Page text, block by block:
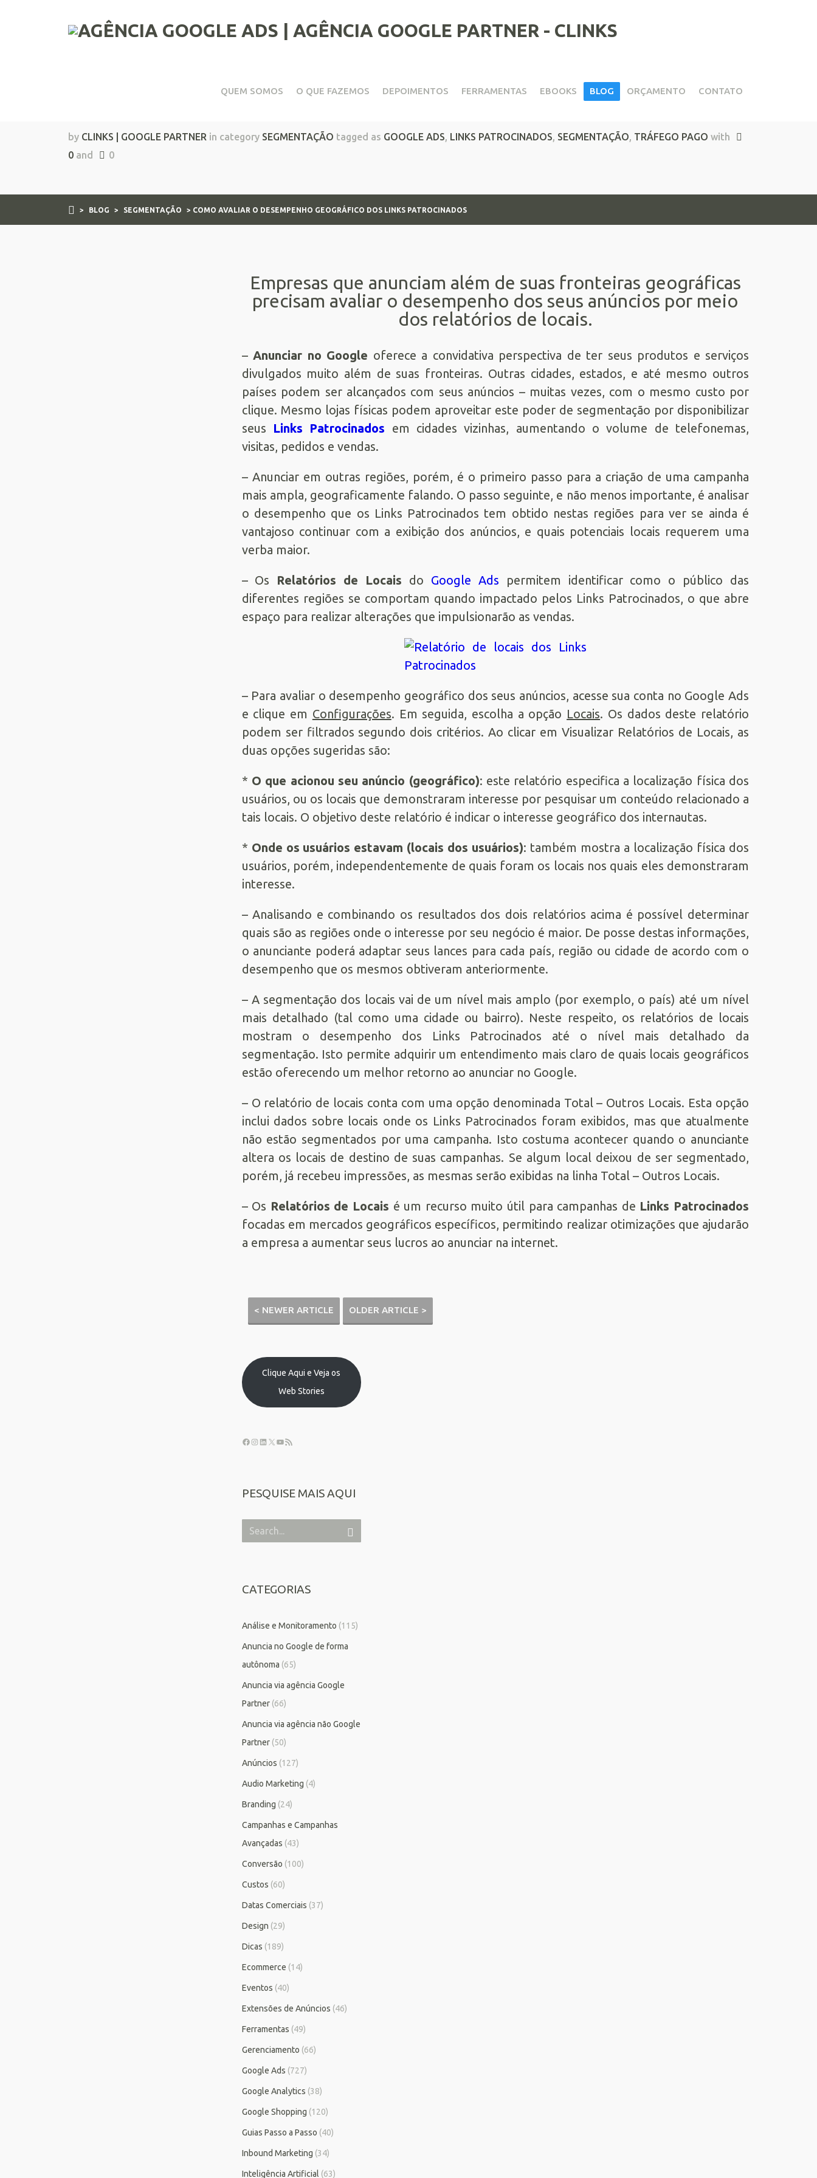
QUEM SOMOS O QUE FAZEMOS DEPOIMENTOS FERRAMENTAS EBOOKS BLOG ORÇAMENTO CONTATO
Como Avaliar o Desempenho Geográfico dos Links Patrocinados
by CLINKS | GOOGLE PARTNER in category SEGMENTAÇÃO tagged as GOOGLE ADS, LINKS PATROCINADOS, SEGMENTAÇÃO, TRÁFEGO PAGO with
0 and 0
> BLOG > SEGMENTAÇÃO > COMO AVALIAR O DESEMPENHO GEOGRÁFICO DOS LINKS PATROCINADOS
Empresas que anunciam além de suas fronteiras geográficas
precisam avaliar o desempenho dos seus anúncios por meio
dos relatórios de locais.
–Anunciar no Google oferece a convidativa perspectiva de ter seus produtos e serviços
divulgados muito além de suas fronteiras. Outras cidades, estados, e até mesmo outros
países podem ser alcançados com seus anúncios – muitas vezes, com o mesmo custo por
clique. Mesmo lojas físicas podem aproveitar este poder de segmentação por disponibilizar
seus Links Patrocinados em cidades vizinhas, aumentando o volume de telefonemas,
visitas, pedidos e vendas.
– Anunciar em outras regiões, porém, é o primeiro passo para a criação de uma campanha
mais ampla, geograficamente falando. O passo seguinte, e não menos importante, é analisar
o desempenho que os Links Patrocinados tem obtido nestas regiões para ver se ainda é
vantajoso continuar com a exibição dos anúncios, e quais potenciais locais requerem uma
verba maior.
– Os Relatórios de Locais do Google Ads permitem identificar como o público das
diferentes regiões se comportam quando impactado pelos Links Patrocinados, o que abre
espaço para realizar alterações que impulsionarão as vendas.
– Para avaliar o desempenho geográfico dos seus anúncios, acesse sua conta no Google Ads
e clique em Configurações. Em seguida, escolha a opção Locais. Os dados deste relatório
podem ser filtrados segundo dois critérios. Ao clicar em Visualizar Relatórios de Locais, as
duas opções sugeridas são:
* O que acionou seu anúncio (geográfico): este relatório especifica a localização física dos
usuários, ou os locais que demonstraram interesse por pesquisar um conteúdo relacionado a
tais locais. O objetivo deste relatório é indicar o interesse geográfico dos internautas.
* Onde os usuários estavam (locais dos usuários): também mostra a localização física dos
usuários, porém, independentemente de quais foram os locais nos quais eles demonstraram
interesse.
– Analisando e combinando os resultados dos dois relatórios acima é possível determinar
quais são as regiões onde o interesse por seu negócio é maior. De posse destas informações,
o anunciante poderá adaptar seus lances para cada país, região ou cidade de acordo com o
desempenho que os mesmos obtiveram anteriormente.
– A segmentação dos locais vai de um nível mais amplo (por exemplo, o país) até um nível
mais detalhado (tal como uma cidade ou bairro). Neste respeito, os relatórios de locais
mostram o desempenho dos Links Patrocinados até o nível mais detalhado da
segmentação. Isto permite adquirir um entendimento mais claro de quais locais geográficos
estão oferecendo um melhor retorno ao anunciar no Google.
– O relatório de locais conta com uma opção denominada Total – Outros Locais. Esta opção
inclui dados sobre locais onde os Links Patrocinados foram exibidos, mas que atualmente
não estão segmentados por uma campanha. Isto costuma acontecer quando o anunciante
altera os locais de destino de suas campanhas. Se algum local deixou de ser segmentado,
porém, já recebeu impressões, as mesmas serão exibidas na linha Total – Outros Locais.
– Os Relatórios de Locais é um recurso muito útil para campanhas de Links Patrocinados
focadas em mercados geográficos específicos, permitindo realizar otimizações que ajudarão
a empresa a aumentar seus lucros ao anunciar na internet.
< NEWER ARTICLE OLDER ARTICLE >
Clique Aqui e Veja os
Web Stories
PESQUISE MAIS AQUI
CATEGORIAS
Análise e Monitoramento (115)
Anuncia no Google de forma
autônoma (65)
Anuncia via agência Google
Partner(66)
Anuncia via agência não Google
Partner(50)
Anúncios (127)
Audio Marketing (4)
Branding (24)
Campanhas e Campanhas
Avançadas (43)
Conversão (100)
Custos (60)
Datas Comerciais (37)
Design (29)
Dicas (189)
Ecommerce (14)
Eventos (40)
Extensões de Anúncios (46)
Ferramentas (49)
Gerenciamento (66)
Google Ads (727)
Google Analytics (38)
Google Shopping (120)
Guias Passo a Passo (40)
Inbound Marketing (34)
Inteligência Artificial (63)